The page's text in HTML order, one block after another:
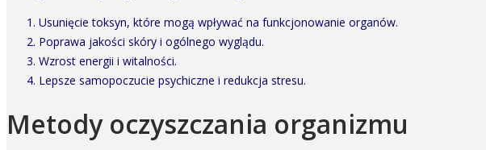
Usunięcie toksyn, które mogą wpływać na funkcjonowanie organów.
Poprawa jakości skóry i ogólnego wyglądu.
Wzrost energii i witalności.
Lepsze samopoczucie psychiczne i redukcja stresu.
Metody oczyszczania organizmu